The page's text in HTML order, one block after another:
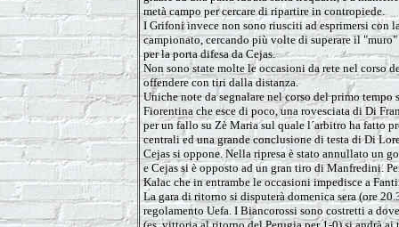
metà campo per cercare di ripartire in contropiede.
I Grifoni invece non sono riusciti ad esprimersi con
campionato, cercando più volte di superare il
per la porta difesa da Cejas.
Non sono state molte le occasioni da rete nel corso
offendere con tiri dalla distanza.
Uniche note da segnalare nel corso del primo
Fiorentina che esce di poco, una rovesciata di Di
per un fallo su Zè Maria sul quale l´arbitro ha fatto
centrali ed una grande conclusione di testa di Di
Cejas si oppone. Nella ripresa è stato annullato un
e Cejas si è opposto ad un gran tiro di Manfredini.
Kalac che in entrambe le occasioni impedisce a
La gara di ritorno si disputerà domenica sera (ore
regolamento Uefa. I Biancorossi sono costretti a